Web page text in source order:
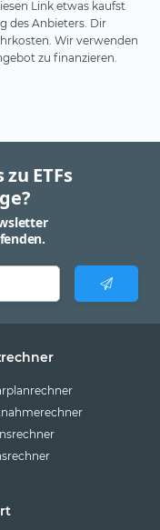
Link etwas kaufst
des Anbieters. Dir
Wir verwenden
zu finanzieren.
ETFs